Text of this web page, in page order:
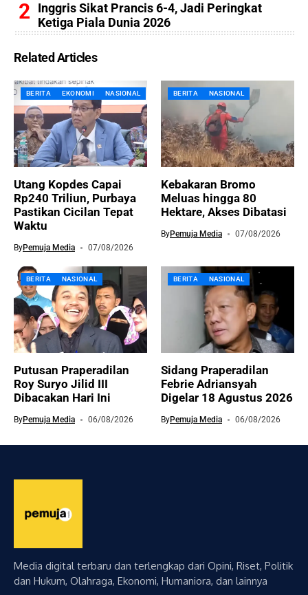
Inggris Sikat Prancis 6-4, Jadi Peringkat
Ketiga Piala Dunia 2026
Related Articles
BERITA EKONOMI NASIONAL
Utang Kopdes Capai
Rp240 Triliun, Purbaya
Pastikan Cicilan Tepat
Waktu
ByPemuja Media 07/08/2026
BERITA NASIONAL
Kebakaran Bromo
Meluas hingga 80
Hektare, Akses Dibatasi
ByPemuja Media 07/08/2026
BERITA NASIONAL
Putusan Praperadilan
Roy Suryo Jilid III
Dibacakan Hari Ini
ByPemuja Media 06/08/2026
BERITA NASIONAL
Sidang Praperadilan
Febrie Adriansyah
Digelar 18 Agustus 2026
ByPemuja Media 06/08/2026
Media digital terbaru dan terlengkap dari Opini, Riset, Politik
dan Hukum, Olahraga, Ekonomi, Humaniora, dan lainnya